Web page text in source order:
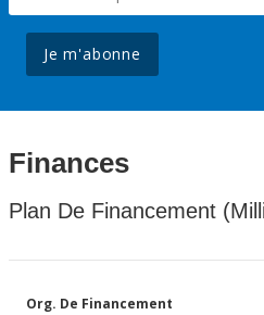
Je m'abonne
Finances
Plan De Financement
Org. De Financement